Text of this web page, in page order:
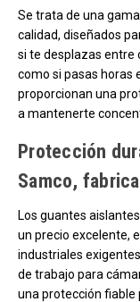
Se trata de una
calidad, diseñados
si te desplazas entre
como si pasas horas
proporcionan una
a mantenerte
Protección
Samco,
Los guantes
un precio excelente,
industriales
de trabajo para
una protección fiable